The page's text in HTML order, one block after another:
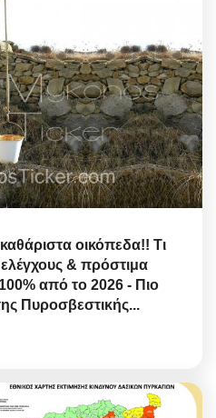
οικόπεδα!! Τι
& πρόστιμα
από το 2026 - Πιο
Πυροσβεστικής...